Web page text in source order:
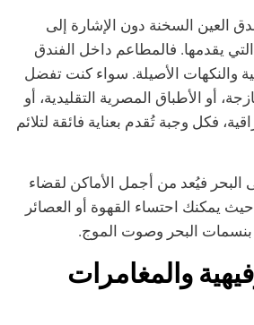
العين السخنة دون الإشارة إلى
يقدمها. فالمطاعم داخل الفندق
والنكهات الأصيلة. سواء كنت تفضل
أو الأطباق المصرية التقليدية، أو
فكل وجبة تُقدم بعناية فائقة لتلائم
البحر فيُعد من أجمل الأماكن لقضاء
يمكنك احتساء القهوة أو العصائر
بنسمات البحر وصوت الموج.
والمغامرات